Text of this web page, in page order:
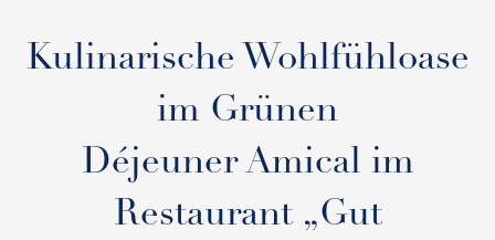
Kulinarische Wohlfühloase
im Grünen
Déjeuner Amical im
Restaurant „Gut